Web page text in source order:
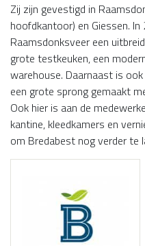
Zij zijn gevestigd in
hoofdkantoor) en Giessen.
Raamsdonksveer een
grote testkeuken, een
warehouse. Daarnaast is
een grote sprong gemaakt
Ook hier is aan de
kantine, kleedkamers en
om Bredabest nog verder te